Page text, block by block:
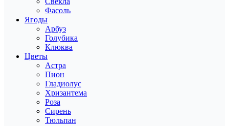
Фасоль
Ягоды
Арбуз
Голубика
Клюква
Цветы
Астра
Пион
Гладиолус
Хризантема
Роза
Сирень
Тюльпан